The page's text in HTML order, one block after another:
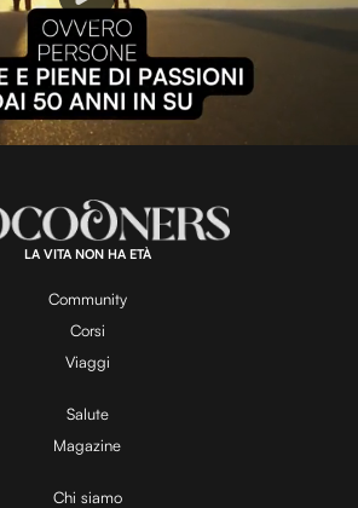
P
l
a
y
V
i
L
:
1
0
0
.
0
LA VITA NON HA ETÀ
Community
Corsi
Viaggi
Salute
Magazine
Chi siamo